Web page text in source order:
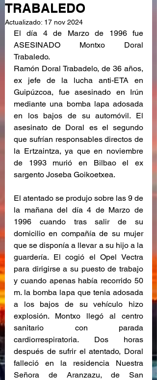
TRABALEDO
Actualizado: 17 nov 2024
El día 4 de Marzo de 1996 fue
ASESINADO Montxo Doral
Trabaledo.
Ramón Doral Trabadelo, de 36 años,
ex jefe de la lucha anti-ETA en
Guipúzcoa, fue asesinado en Irún
mediante una bomba lapa adosada
en los bajos de su automóvil. El
asesinato de Doral es el segundo
que sufrían responsables directos de
la Ertzaintza, ya que en noviembre
de 1993 murió en Bilbao el ex
sargento Joseba Goikoetxea.
El atentado se produjo sobre las 9 de
la mañana del día 4 de Marzo de
1996 cuando tras salir de su
domicilio en compañía de su mujer
que se disponía a llevar a su hijo a la
guardería. El cogió el Opel Vectra
para dirigirse a su puesto de trabajo
y cuando apenas había recorrido 50
m. la bomba lapa que tenia adosada
a los bajos de su vehículo hizo
explosión. Montxo llegó al centro
sanitario con parada
cardiorrespiratoria. Dos horas
después de sufrir el atentado, Doral
falleció en la residencia Nuestra
Señora de Aranzazu, de San